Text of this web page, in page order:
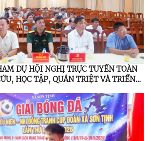
DỰ HỘI NGHỊ TRỰC TUYẾN TOÀN
HỌC TẬP, QUÁN TRIỆT VÀ TRIỂN
TRUNG ƯƠNG ĐẢNG KHÓA XIV